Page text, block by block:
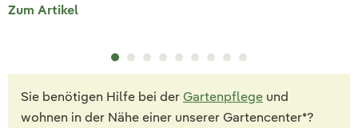
Zum Artikel
Sie benötigen Hilfe bei der Gartenpflege und
wohnen in der Nähe einer unserer Gartencenter*?